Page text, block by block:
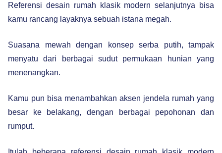
Referensi desain rumah klasik modern selanjutnya bisa
kamu rancang layaknya sebuah istana megah.
Suasana mewah dengan konsep serba putih, tampak
menyatu dari berbagai sudut permukaan hunian yang
menenangkan.
Kamu pun bisa menambahkan aksen jendela rumah yang
besar ke belakang, dengan berbagai pepohonan dan
rumput.